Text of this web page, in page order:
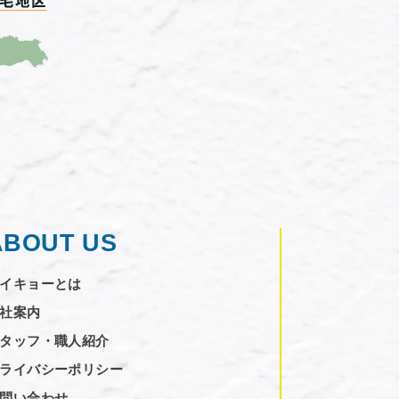
US
キョーとは
案内
ッフ・職人紹介
イバシーポリシー